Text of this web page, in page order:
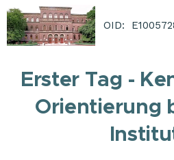
OID:
Erster Tag -
Orientierung